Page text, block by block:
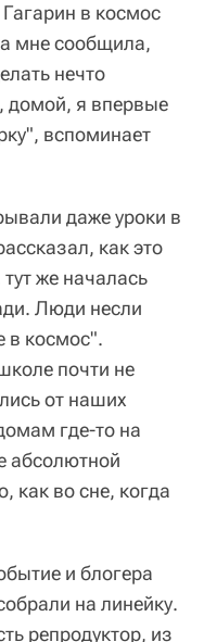
в космос
мне сообщила,
нечто
я впервые
вспоминает
даже уроки в
как это
же началась
Люди несли
в космос".
почти не
от наших
где-то на
абсолютной
как во сне, когда
и блогера
на линейку.
репродуктор, из